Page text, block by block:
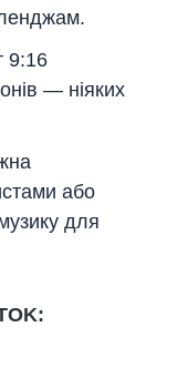
9:16
— ніяких
або
для